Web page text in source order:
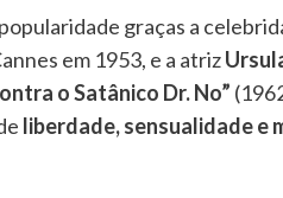
graças a
em 1953, e a atriz
o Satânico Dr. No”
liberdade, sensualidade e